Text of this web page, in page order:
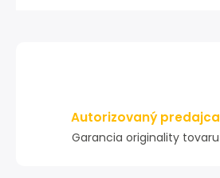
Autorizovaný predajca
Garancia originality tovaru